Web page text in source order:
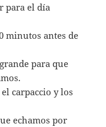
para el día
minutos antes de
para que
carpaccio y los
echamos por